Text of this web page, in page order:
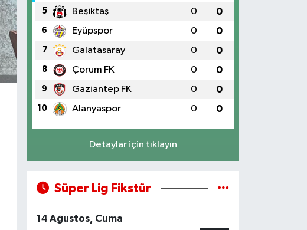
5 Beşiktaş 0 0
6 Eyüpspor 0 0
7 Galatasaray 0 0
8 Çorum FK 0 0
9 Gaziantep FK 0 0
10 Alanyaspor 0 0
Detaylar için tıklayın
Süper Lig Fikstür
14 Ağustos, Cuma